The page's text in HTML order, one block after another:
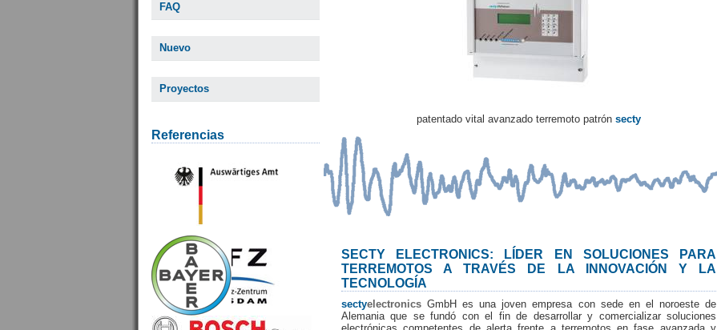
FAQ
Nuevo
Proyectos
Referencias
patentado vital avanzado terremoto patrón secty
SECTY ELECTRONICS: LÍDER EN SOLUCIONES PARA
TERREMOTOS A TRAVÉS DE LA INNOVACIÓN Y LA
TECNOLOGÍA
sectyelectronics GmbH es una joven empresa con sede en el noroeste de
Alemania que se fundó con el fin de desarrollar y comercializar soluciones